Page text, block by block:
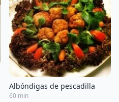
Albóndigas de pescadilla
60 min